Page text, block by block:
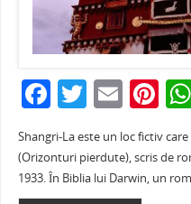
F
a
c
e
T
itt
er
E
m
ai
l
Pi
er
e
Shangri-La este un loc fictiv
(Orizonturi pierdute), scris de
1933. În Biblia lui Darwin, un